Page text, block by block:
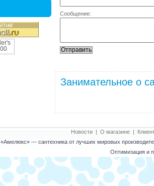
Сообщение:
Занимательное о
Новости| О магазине|
«Амелюкс»— сантехника от лучших мировых
Оптимизация и